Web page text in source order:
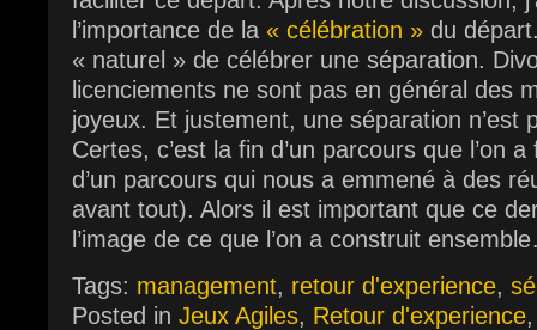
l’importance de la « célébration » du
« naturel » de célébrer une séparation.
licenciements ne sont pas en général des
joyeux. Et justement, une séparation n’est
Certes, c’est la fin d’un parcours que l’on
d’un parcours qui nous a emmené à des
avant tout). Alors il est important que ce
l’image de ce que l’on a construit
Tags: management, retour d'experience,
Posted in Jeux Agiles, Retour d'experience